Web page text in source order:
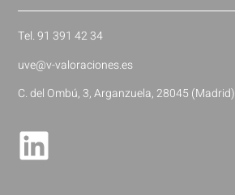
Tel. 91 391 42 34
uve@v-valoraciones.es
C. del Ombú, 3, Arganzuela, 28045 (Madrid)